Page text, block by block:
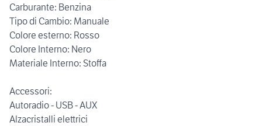
Carburante: Benzina
Tipo di Cambio: Manuale
Colore esterno: Rosso
Colore Interno: Nero
Materiale Interno: Stoffa
Accessori:
Autoradio - USB - AUX
Alzacristalli elettrici